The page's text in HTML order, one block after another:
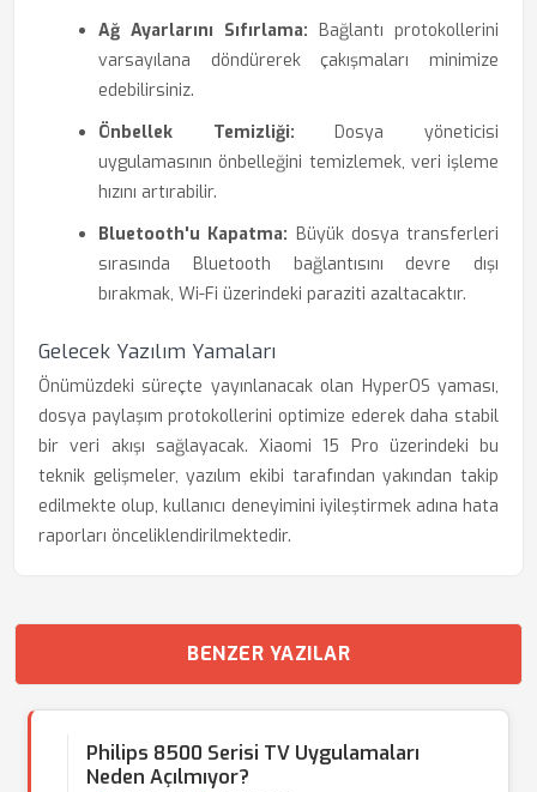
Ağ Ayarlarını Sıfırlama: Bağlantı protokollerini
varsayılana döndürerek çakışmaları minimize
edebilirsiniz.
Önbellek Temizliği: Dosya yöneticisi
uygulamasının önbelleğini temizlemek, veri işleme
hızını artırabilir.
Bluetooth'u Kapatma: Büyük dosya transferleri
sırasında Bluetooth bağlantısını devre dışı
bırakmak, Wi-Fi üzerindeki paraziti azaltacaktır.
Gelecek Yazılım Yamaları
Önümüzdeki süreçte yayınlanacak olan HyperOS yaması,
dosya paylaşım protokollerini optimize ederek daha stabil
bir veri akışı sağlayacak. Xiaomi 15 Pro üzerindeki bu
teknik gelişmeler, yazılım ekibi tarafından yakından takip
edilmekte olup, kullanıcı deneyimini iyileştirmek adına hata
raporları önceliklendirilmektedir.
BENZER YAZILAR
Philips 8500 Serisi TV Uygulamaları
Neden Açılmıyor?